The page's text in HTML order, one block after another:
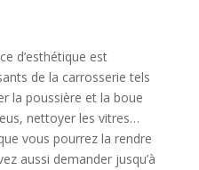
d’esthétique est
de la carrosserie tels
la poussière et la boue
nettoyer les vitres…
vous pourrez la rendre
aussi demander jusqu’à